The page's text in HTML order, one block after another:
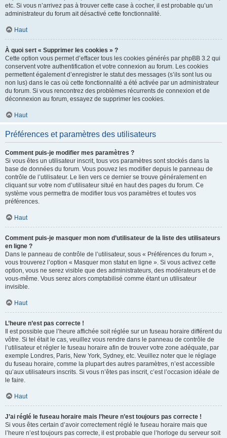
etc. Si vous n’arrivez pas à trouver cette case à cocher, il est probable qu’un
administrateur du forum ait désactivé cette fonctionnalité.
Haut
À quoi sert « Supprimer les cookies » ?
Cette option vous permet d’effacer tous les cookies générés par phpBB 3.2 qui
conservent votre authentification et votre connexion au forum. Les cookies
permettent également d’enregistrer le statut des messages (s’ils sont lus ou
non lus) dans le cas où cette fonctionnalité a été activée par un administrateur
du forum. Si vous rencontrez des problèmes récurrents de connexion et de
déconnexion au forum, essayez de supprimer les cookies.
Haut
Préférences et paramètres des utilisateurs
Comment puis-je modifier mes paramètres ?
Si vous êtes un utilisateur inscrit, tous vos paramètres sont stockés dans la
base de données du forum. Vous pouvez les modifier depuis le panneau de
contrôle de l’utilisateur. Le lien vers ce dernier se trouve généralement en
cliquant sur votre nom d’utilisateur situé en haut des pages du forum. Ce
système vous permettra de modifier tous vos paramètres et toutes vos
préférences.
Haut
Comment puis-je masquer mon nom d’utilisateur de la liste des utilisateurs
en ligne ?
Dans le panneau de contrôle de l’utilisateur, sous « Préférences du forum »,
vous trouverez l’option « Masquer mon statut en ligne ». Si vous activez cette
option, vous ne serez visible que des administrateurs, des modérateurs et de
vous-même. Vous serez alors comptabilisé comme étant un utilisateur
invisible.
Haut
L’heure n’est pas correcte !
Il est possible que l’heure affichée soit réglée sur un fuseau horaire différent du
vôtre. Si tel était le cas, veuillez vous rendre dans le panneau de contrôle de
l’utilisateur et régler le fuseau horaire afin de trouver votre zone adéquate, par
exemple Londres, Paris, New York, Sydney, etc. Veuillez noter que le réglage
du fuseau horaire, comme la plupart des autres paramètres, n’est accessible
qu’aux utilisateurs inscrits. Si vous n’êtes pas inscrit, c’est l’occasion idéale de
le faire.
Haut
J’ai réglé le fuseau horaire mais l’heure n’est toujours pas correcte !
Si vous êtes certain d’avoir correctement réglé le fuseau horaire mais que
l’heure n’est toujours pas correcte, il est probable que l’horloge du serveur soit